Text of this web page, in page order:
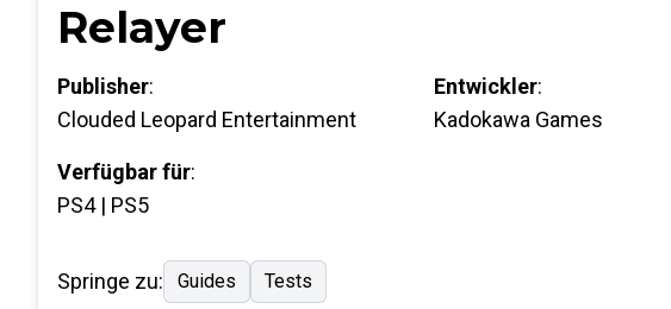
Relayer
Publisher:
Clouded Leopard Entertainment
Entwickler:
Kadokawa Games
Verfügbar für:
PS4 | PS5
Springe zu: Guides Tests